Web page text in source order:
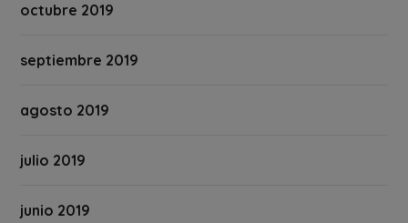
octubre 2019
septiembre 2019
agosto 2019
julio 2019
junio 2019